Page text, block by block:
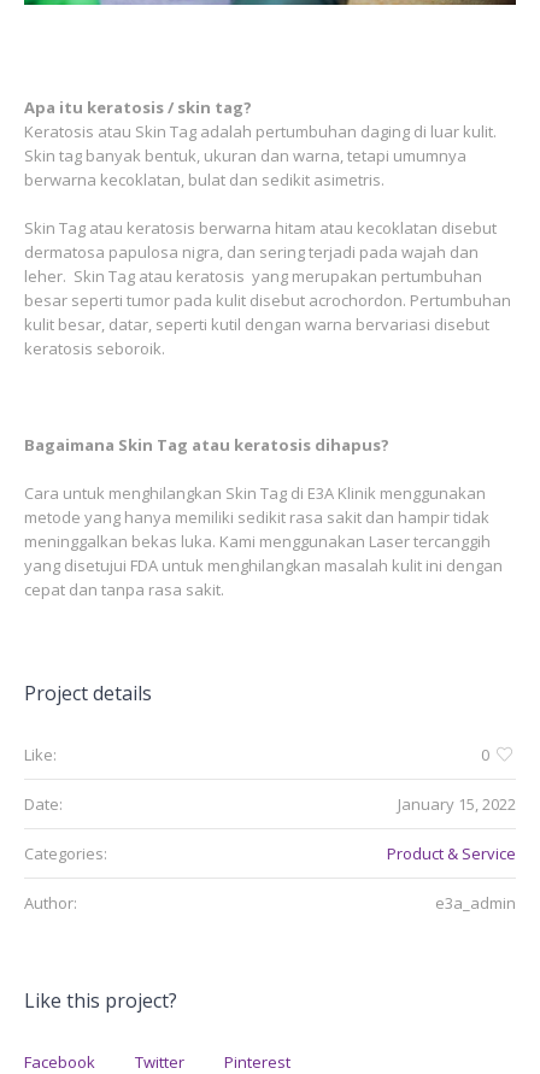
Apa itu keratosis / skin tag?
Keratosis atau Skin Tag adalah pertumbuhan daging di luar kulit.
Skin tag banyak bentuk, ukuran dan warna, tetapi umumnya
berwarna kecoklatan, bulat dan sedikit asimetris.
Skin Tag atau keratosis berwarna hitam atau kecoklatan disebut
dermatosa papulosa nigra, dan sering terjadi pada wajah dan
leher. Skin Tag atau keratosis yang merupakan pertumbuhan
besar seperti tumor pada kulit disebut acrochordon. Pertumbuhan
kulit besar, datar, seperti kutil dengan warna bervariasi disebut
keratosis seboroik.
Bagaimana Skin Tag atau keratosis dihapus?
Cara untuk menghilangkan Skin Tag di E3A Klinik menggunakan
metode yang hanya memiliki sedikit rasa sakit dan hampir tidak
meninggalkan bekas luka. Kami menggunakan Laser tercanggih
yang disetujui FDA untuk menghilangkan masalah kulit ini dengan
cepat dan tanpa rasa sakit.
Project details
Like: 0
Date: January 15, 2022
Categories: Product & Service
Author: e3a_admin
Like this project?
Facebook Twitter Pinterest